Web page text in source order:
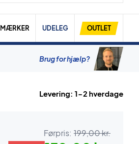
MÆRKER UDELEG OUTLET
Brug for hjælp?
Levering: 1-2 hverdage
Førpris: 199,00 kr.